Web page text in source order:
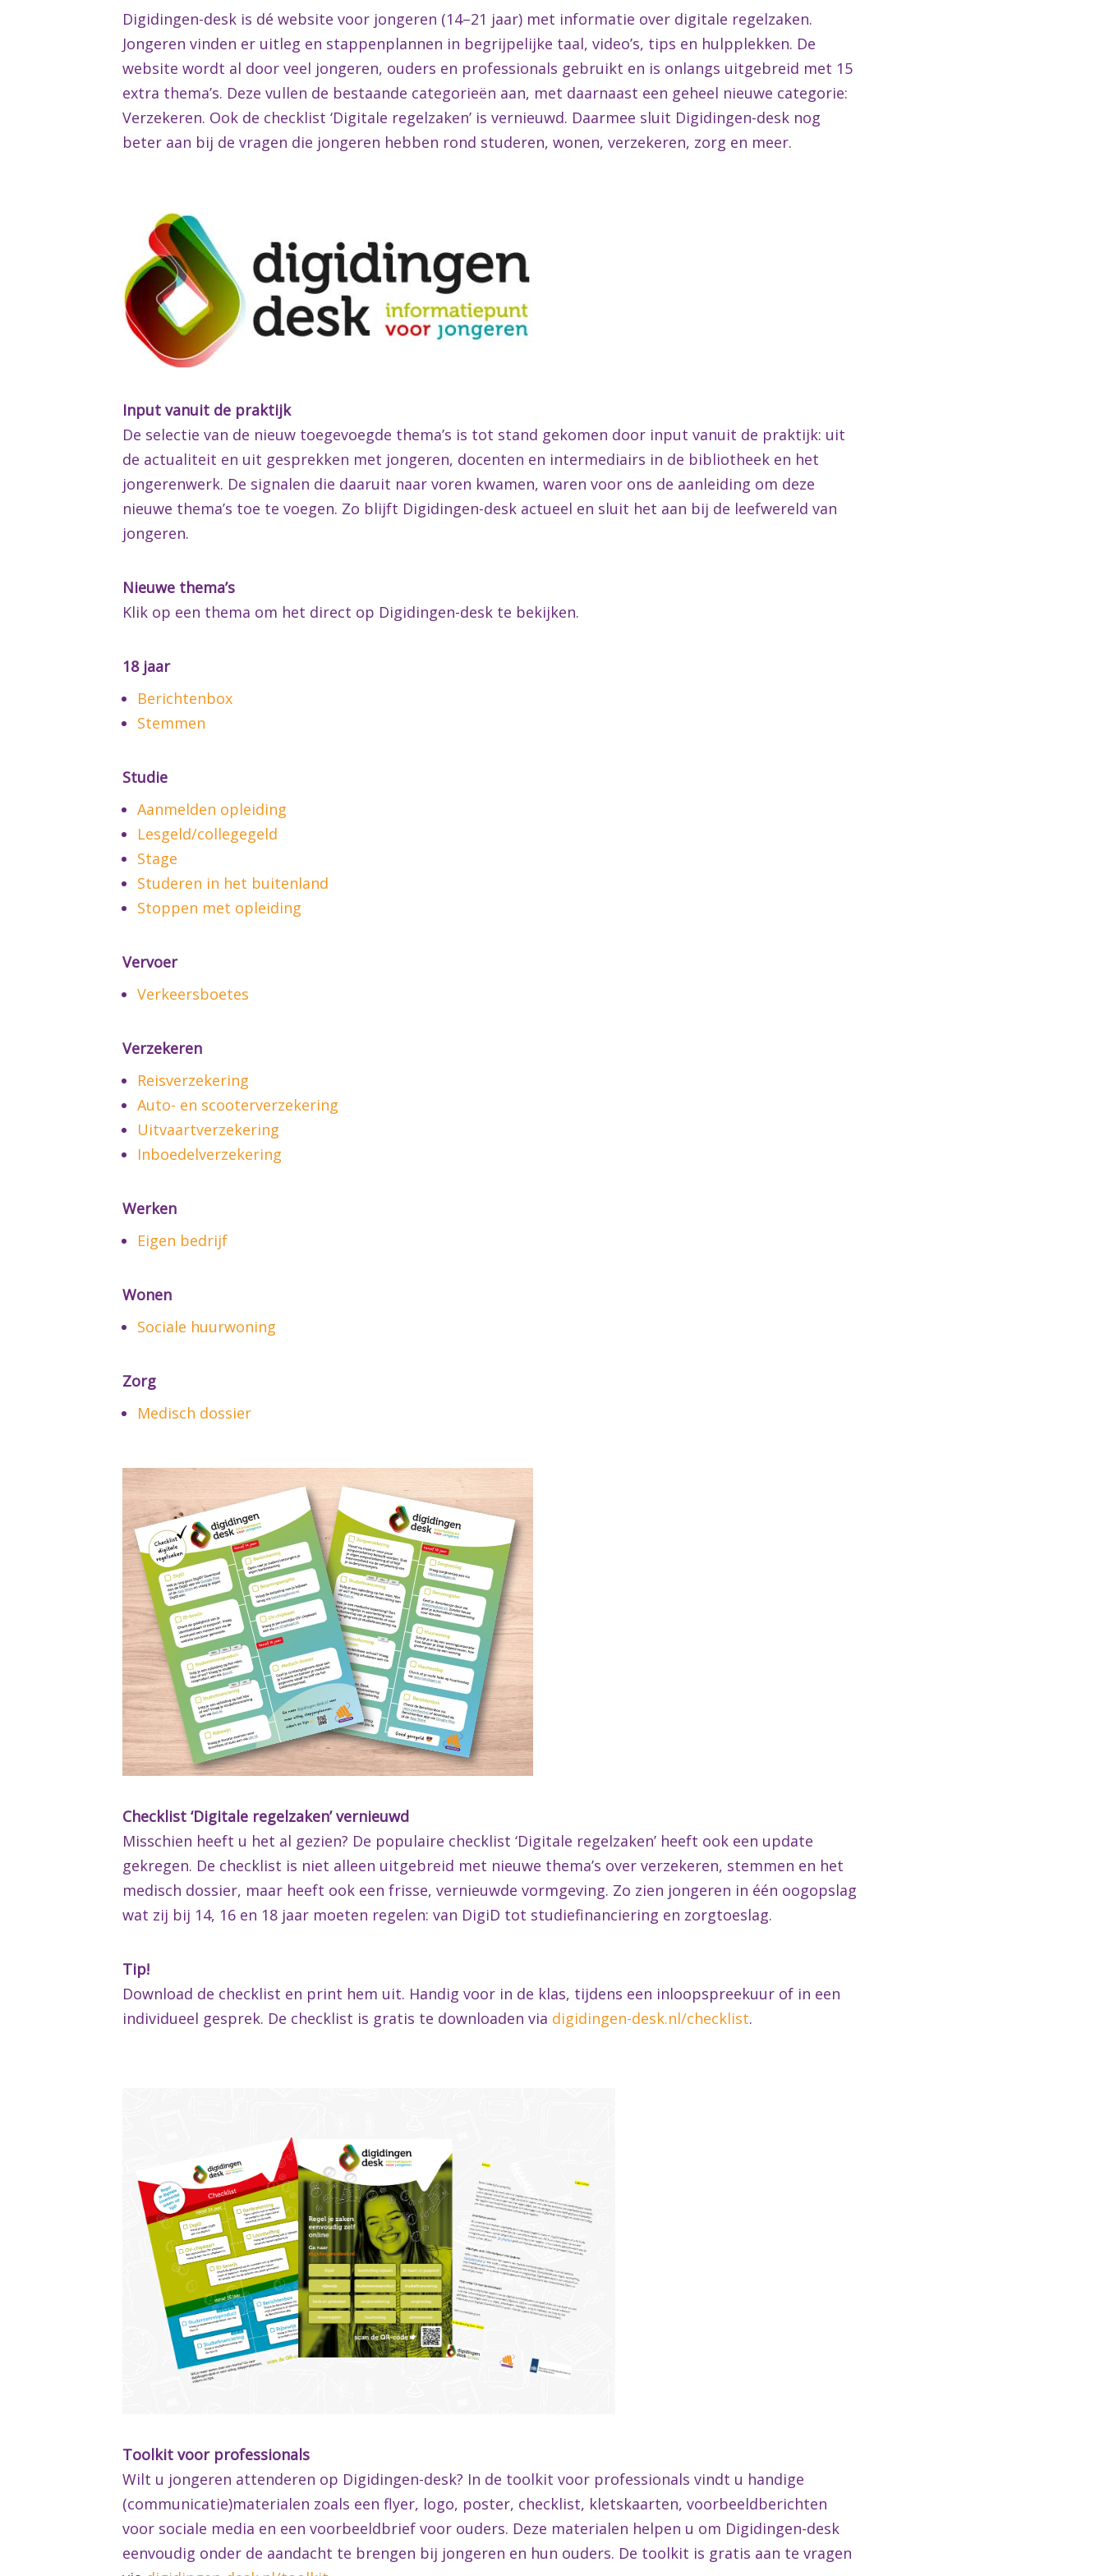
Digidingen-desk is dé website voor jongeren (14–21 jaar) met informatie over digitale regelzaken.
Jongeren vinden er uitleg en stappenplannen in begrijpelijke taal, video’s, tips en hulpplekken. De
website wordt al door veel jongeren, ouders en professionals gebruikt en is onlangs uitgebreid met 15
extra thema’s. Deze vullen de bestaande categorieën aan, met daarnaast een geheel nieuwe categorie:
Verzekeren. Ook de checklist ‘Digitale regelzaken’ is vernieuwd. Daarmee sluit Digidingen-desk nog
beter aan bij de vragen die jongeren hebben rond studeren, wonen, verzekeren, zorg en meer.
Input vanuit de praktijk
De selectie van de nieuw toegevoegde thema’s is tot stand gekomen door input vanuit de praktijk: uit
de actualiteit en uit gesprekken met jongeren, docenten en intermediairs in de bibliotheek en het
jongerenwerk. De signalen die daaruit naar voren kwamen, waren voor ons de aanleiding om deze
nieuwe thema’s toe te voegen. Zo blijft Digidingen-desk actueel en sluit het aan bij de leefwereld van
jongeren.
Nieuwe thema’s
Klik op een thema om het direct op Digidingen-desk te bekijken.
18 jaar
Berichtenbox
Stemmen
Studie
Aanmelden opleiding
Lesgeld/collegegeld
Stage
Studeren in het buitenland
Stoppen met opleiding
Vervoer
Verkeersboetes
Verzekeren
Reisverzekering
Auto- en scooterverzekering
Uitvaartverzekering
Inboedelverzekering
Werken
Eigen bedrijf
Wonen
Sociale huurwoning
Zorg
Medisch dossier
Checklist ‘Digitale regelzaken’ vernieuwd
Misschien heeft u het al gezien? De populaire checklist ‘Digitale regelzaken’ heeft ook een update
gekregen. De checklist is niet alleen uitgebreid met nieuwe thema’s over verzekeren, stemmen en het
medisch dossier, maar heeft ook een frisse, vernieuwde vormgeving. Zo zien jongeren in één oogopslag
wat zij bij 14, 16 en 18 jaar moeten regelen: van DigiD tot studiefinanciering en zorgtoeslag.
Tip!
Download de checklist en print hem uit. Handig voor in de klas, tijdens een inloopspreekuur of in een
individueel gesprek. De checklist is gratis te downloaden via digidingen-desk.nl/checklist.
Toolkit voor professionals
Wilt u jongeren attenderen op Digidingen-desk? In de toolkit voor professionals vindt u handige
(communicatie)materialen zoals een flyer, logo, poster, checklist, kletskaarten, voorbeeldberichten
voor sociale media en een voorbeeldbrief voor ouders. Deze materialen helpen u om Digidingen-desk
eenvoudig onder de aandacht te brengen bij jongeren en hun ouders. De toolkit is gratis aan te vragen